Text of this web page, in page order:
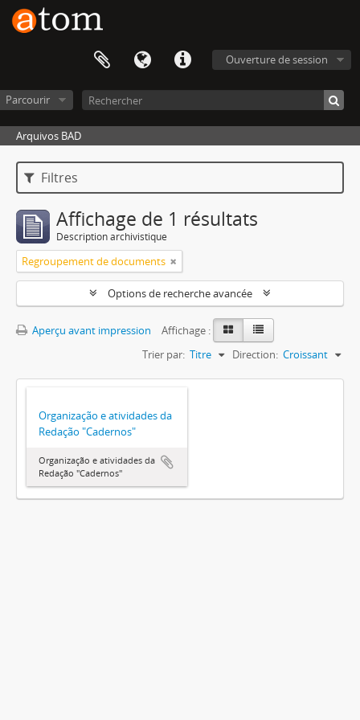
Ouverture de session
Parcourir
Arquivos BAD
Filtres
Affichage de 1 résultats
Description archivistique
Regroupement de documents
Options de recherche avancée
Aperçu avant impression
Affichage :
Trier par: Titre Direction: Croissant
Organização e atividades da
Redação "Cadernos"
Organização e atividades da
Redação "Cadernos"